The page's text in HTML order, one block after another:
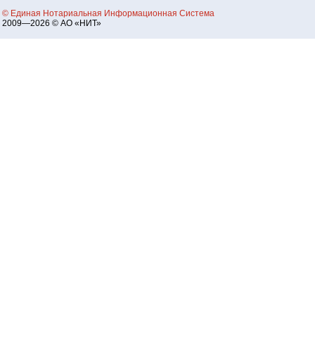
© Единая Нотариальная Информационная Система
2009—2026 © АО «НИТ»